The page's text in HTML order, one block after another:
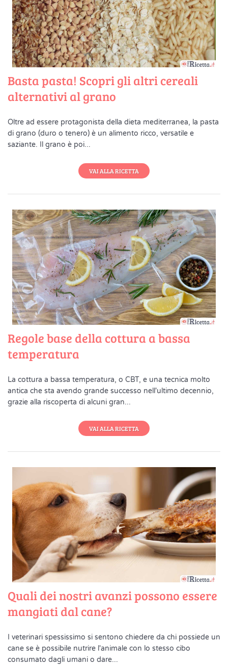
Basta pasta! Scopri gli altri cereali
alternativi al grano
Oltre ad essere protagonista della dieta mediterranea, la pasta
di grano (duro o tenero) è un alimento ricco, versatile e
saziante. Il grano è poi...
VAI ALLA RICETTA
Regole base della cottura a bassa
temperatura
La cottura a bassa temperatura, o CBT, e una tecnica molto
antica che sta avendo grande successo nell'ultimo decennio,
grazie alla riscoperta di alcuni gran...
VAI ALLA RICETTA
Quali dei nostri avanzi possono essere
mangiati dal cane?
I veterinari spessissimo si sentono chiedere da chi possiede un
cane se è possibile nutrire l'animale con lo stesso cibo
consumato dagli umani o dare...